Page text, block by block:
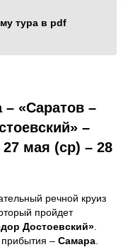
тура в pdf
– «Саратов –
–
мая (ср) – 28
речной круиз
пройдет
Достоевский»
прибытия – Самара